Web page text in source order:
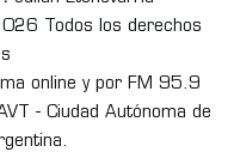
Todos los derechos
online y por FM 95.9
- Ciudad Autónoma de